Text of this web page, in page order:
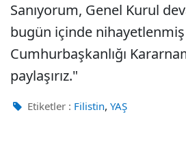
Sanıyorum, Genel Kurul
bugün içinde
Cumhurbaşkanlığı
paylaşırız."
Etiketler : Filistin, YAŞ